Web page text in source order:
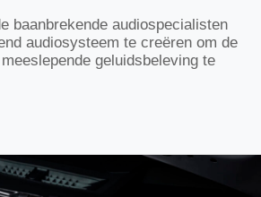
baanbrekende audiospecialisten
audiosysteem te creëren om de
geluidsbeleving te